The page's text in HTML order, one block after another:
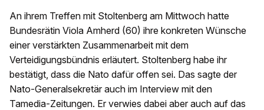
An ihrem Treffen mit Stoltenberg am Mittwoch hatte
Bundesrätin Viola Amherd (60) ihre konkreten Wünsche
einer verstärkten Zusammenarbeit mit dem
Verteidigungsbündnis erläutert. Stoltenberg habe ihr
bestätigt, dass die Nato dafür offen sei. Das sagte der
Nato-Generalsekretär auch im Interview mit den
Tamedia-Zeitungen. Er verwies dabei aber auch auf das